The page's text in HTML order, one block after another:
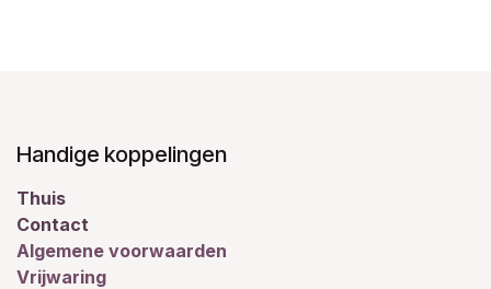
Handige koppelingen
Thuis
Contact
Algemene voorwaarden
Vrijwaring